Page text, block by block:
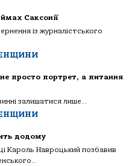
Саксонії
із журналістського
не просто портрет, а питання
залишатися лише...
додому
Кароль Навроцький позбавив